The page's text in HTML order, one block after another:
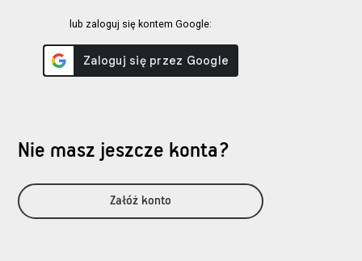
lub zaloguj się kontem Google:
Nie masz jeszcze konta?
Załóż konto